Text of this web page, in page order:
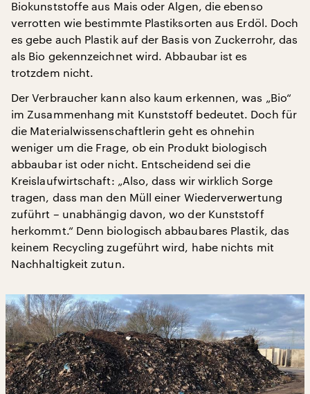
Biokunststoffe aus Mais oder Algen, die ebenso
verrotten wie bestimmte Plastiksorten aus Erdöl. Doch
es gebe auch Plastik auf der Basis von Zuckerrohr, das
als Bio gekennzeichnet wird. Abbaubar ist es
trotzdem nicht.
Der Verbraucher kann also kaum erkennen, was „Bio“
im Zusammenhang mit Kunststoff bedeutet. Doch für
die Materialwissenschaftlerin geht es ohnehin
weniger um die Frage, ob ein Produkt biologisch
abbaubar ist oder nicht. Entscheidend sei die
Kreislaufwirtschaft: „Also, dass wir wirklich Sorge
tragen, dass man den Müll einer Wiederverwertung
zuführt – unabhängig davon, wo der Kunststoff
herkommt.“ Denn biologisch abbaubares Plastik, das
keinem Recycling zugeführt wird, habe nichts mit
Nachhaltigkeit zutun.